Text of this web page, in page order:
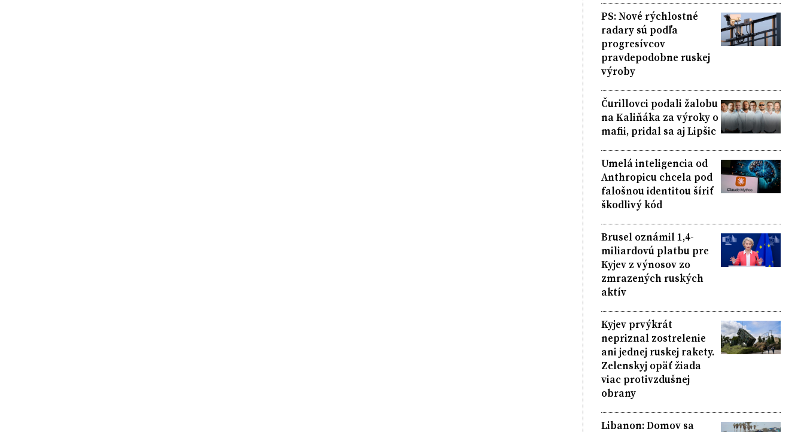
PS: Nové rýchlostné
radary sú podľa
progresívcov
pravdepodobne ruskej
výroby
Čurillovci podali žalobu
na Kaliňáka za výroky o
mafii, pridal sa aj Lipšic
Umelá inteligencia od
Anthropicu chcela pod
falošnou identitou šíriť
škodlivý kód
Brusel oznámil 1,4-
miliardovú platbu pre
Kyjev z výnosov zo
zmrazených ruských
aktív
Kyjev prvýkrát
nepriznal zostrelenie
ani jednej ruskej rakety.
Zelenskyj opäť žiada
viac protivzdušnej
obrany
Libanon: Domov sa